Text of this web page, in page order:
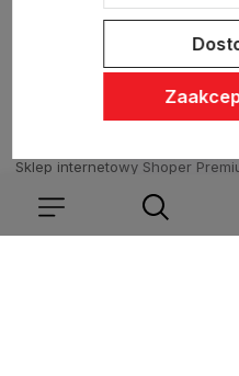
Sklep internetowy Shoper